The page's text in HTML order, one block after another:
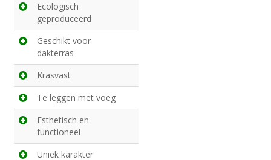
Ecologisch
geproduceerd
Geschikt voor
dakterras
Krasvast
Te leggen met voeg
Esthetisch en
functioneel
Uniek karakter